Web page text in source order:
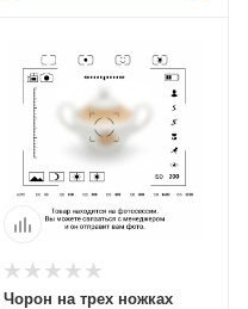
Чорон на трех ножках